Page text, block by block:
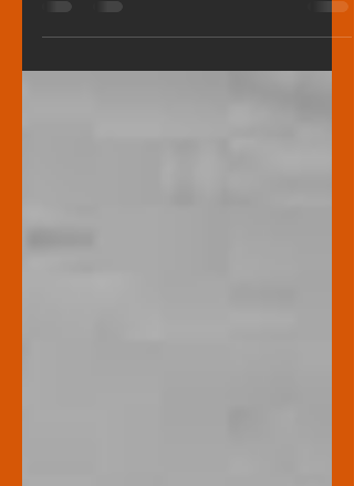
Dentro de los diferentes trastornos
alimentarios, la Bulimia ha sido
probablemente el menos conocido, y